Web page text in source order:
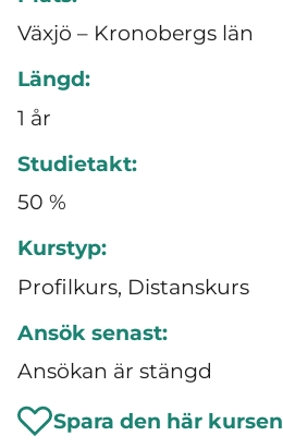
Växjö – Kronobergs län
Längd:
1 år
Studietakt:
50 %
Kurstyp:
Profilkurs, Distanskurs
Ansök senast:
Ansökan är stängd
Spara den här kursen